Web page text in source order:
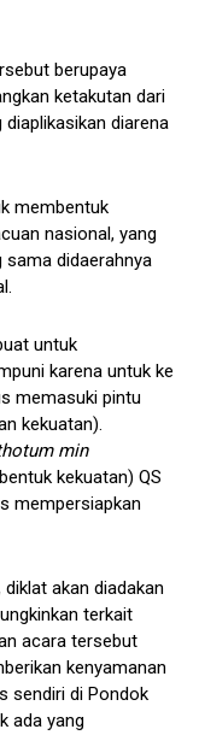
berupaya
ketakutan dari
diarena
membentuk
nasional, yang
didaerahnya
untuk
karena untuk ke
memasuki pintu
kekuatan).
min
kekuatan) QS
mempersiapkan
akan diadakan
terkait
acara tersebut
kenyamanan
sendiri di Pondok
ada yang